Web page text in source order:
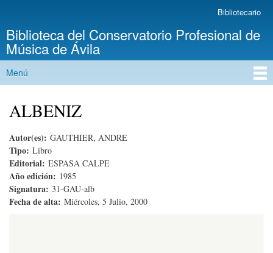
principal
Bibliotecario
Biblioteca del Conservatorio Profesional de
Música de Ávila
Menú principal
Menú
ALBENIZ
Autor(es): GAUTHIER, ANDRE
Tipo: Libro
Editorial: ESPASA CALPE
Año edición: 1985
Signatura: 31-GAU-alb
Fecha de alta: Miércoles, 5 Julio, 2000